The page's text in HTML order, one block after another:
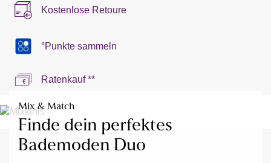
Kostenlose Retoure
°Punkte sammeln
Ratenkauf **
Mix & Match
Finde dein perfektes
Bademoden Duo